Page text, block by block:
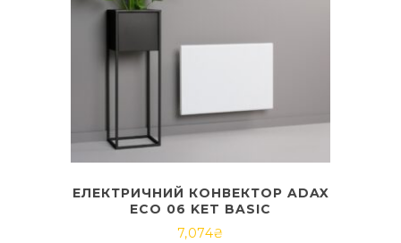
ЕЛЕКТРИЧНИЙ КОНВЕКТОР ADAX
ECO 06 KET BASIC
7,074₴